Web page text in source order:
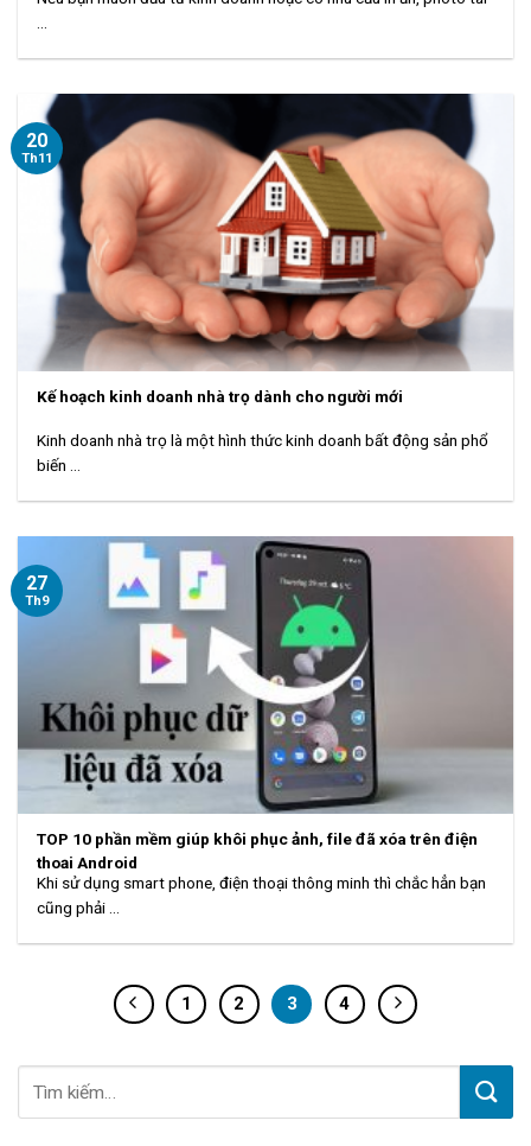
Kế hoạch kinh doanh nhà trọ dành cho người mới
Kinh doanh nhà trọ là một hình thức kinh doanh bất động sản phổ
biến ...
20
Th11
TOP 10 phần mềm giúp khôi phục ảnh, file đã xóa trên điện
thoại Android
Khi sử dụng smart phone, điện thoại thông minh thì chắc hẳn bạn
cũng phải ...
27
Th9
1 2 3 4